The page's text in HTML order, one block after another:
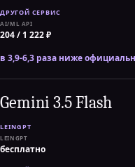
AI/ML API
204 / 1 222 ₽
в 3,9-6,3 раза ниже
Gemini 3.5 Flash
LEINGPT
бесплатно